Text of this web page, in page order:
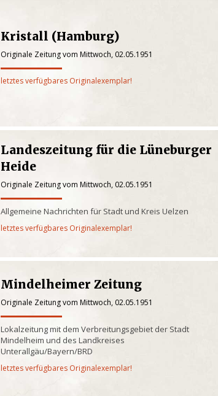
Kristall (Hamburg)
Originale Zeitung vom Mittwoch, 02.05.1951
letztes verfügbares Originalexemplar!
Landeszeitung für die Lüneburger
Heide
Originale Zeitung vom Mittwoch, 02.05.1951
Allgemeine Nachrichten für Stadt und Kreis Uelzen
letztes verfügbares Originalexemplar!
Mindelheimer Zeitung
Originale Zeitung vom Mittwoch, 02.05.1951
Lokalzeitung mit dem Verbreitungsgebiet der Stadt
Mindelheim und des Landkreises
Unterallgäu/Bayern/BRD
letztes verfügbares Originalexemplar!